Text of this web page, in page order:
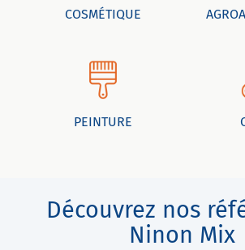
COSMÉTIQUE
PEINTURE
Découvrez nos
Ninon Mix